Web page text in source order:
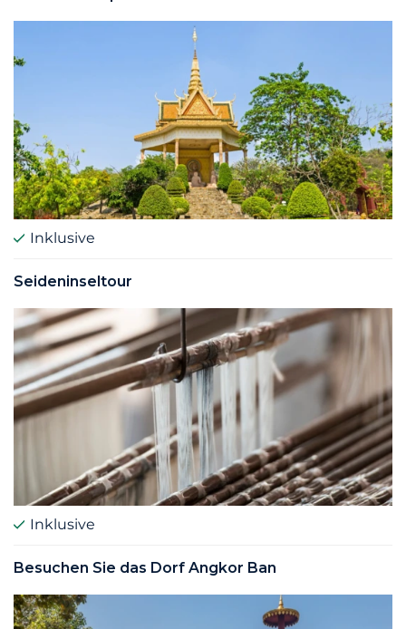
Inklusive
Seideninseltour
Inklusive
Besuchen Sie das Dorf Angkor Ban